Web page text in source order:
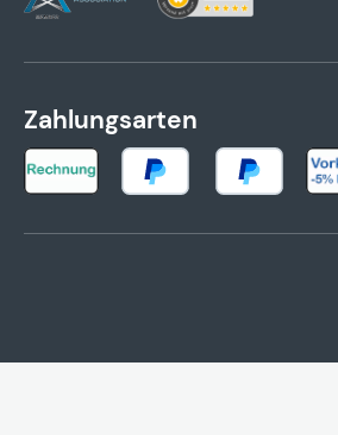
Zahlungsarten